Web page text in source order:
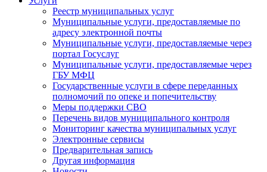
Реестр муниципальных услуг
Муниципальные услуги, предоставляемые по
адресу электронной почты
Муниципальные услуги, предоставляемые через
портал Госуслуг
Муниципальные услуги, предоставляемые через
ГБУ МФЦ
Государственные услуги в сфере переданных
полномочий по опеке и попечительству
Меры поддержки СВО
Перечень видов муниципального контроля
Мониторинг качества муниципальных услуг
Электронные сервисы
Предварительная запись
Другая информация